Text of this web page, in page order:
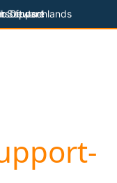
Support
Deutschlands